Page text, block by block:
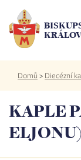
hlavnímu
obsahu
navigace
Domů > Diecézní
KAPLE
ELJONU)